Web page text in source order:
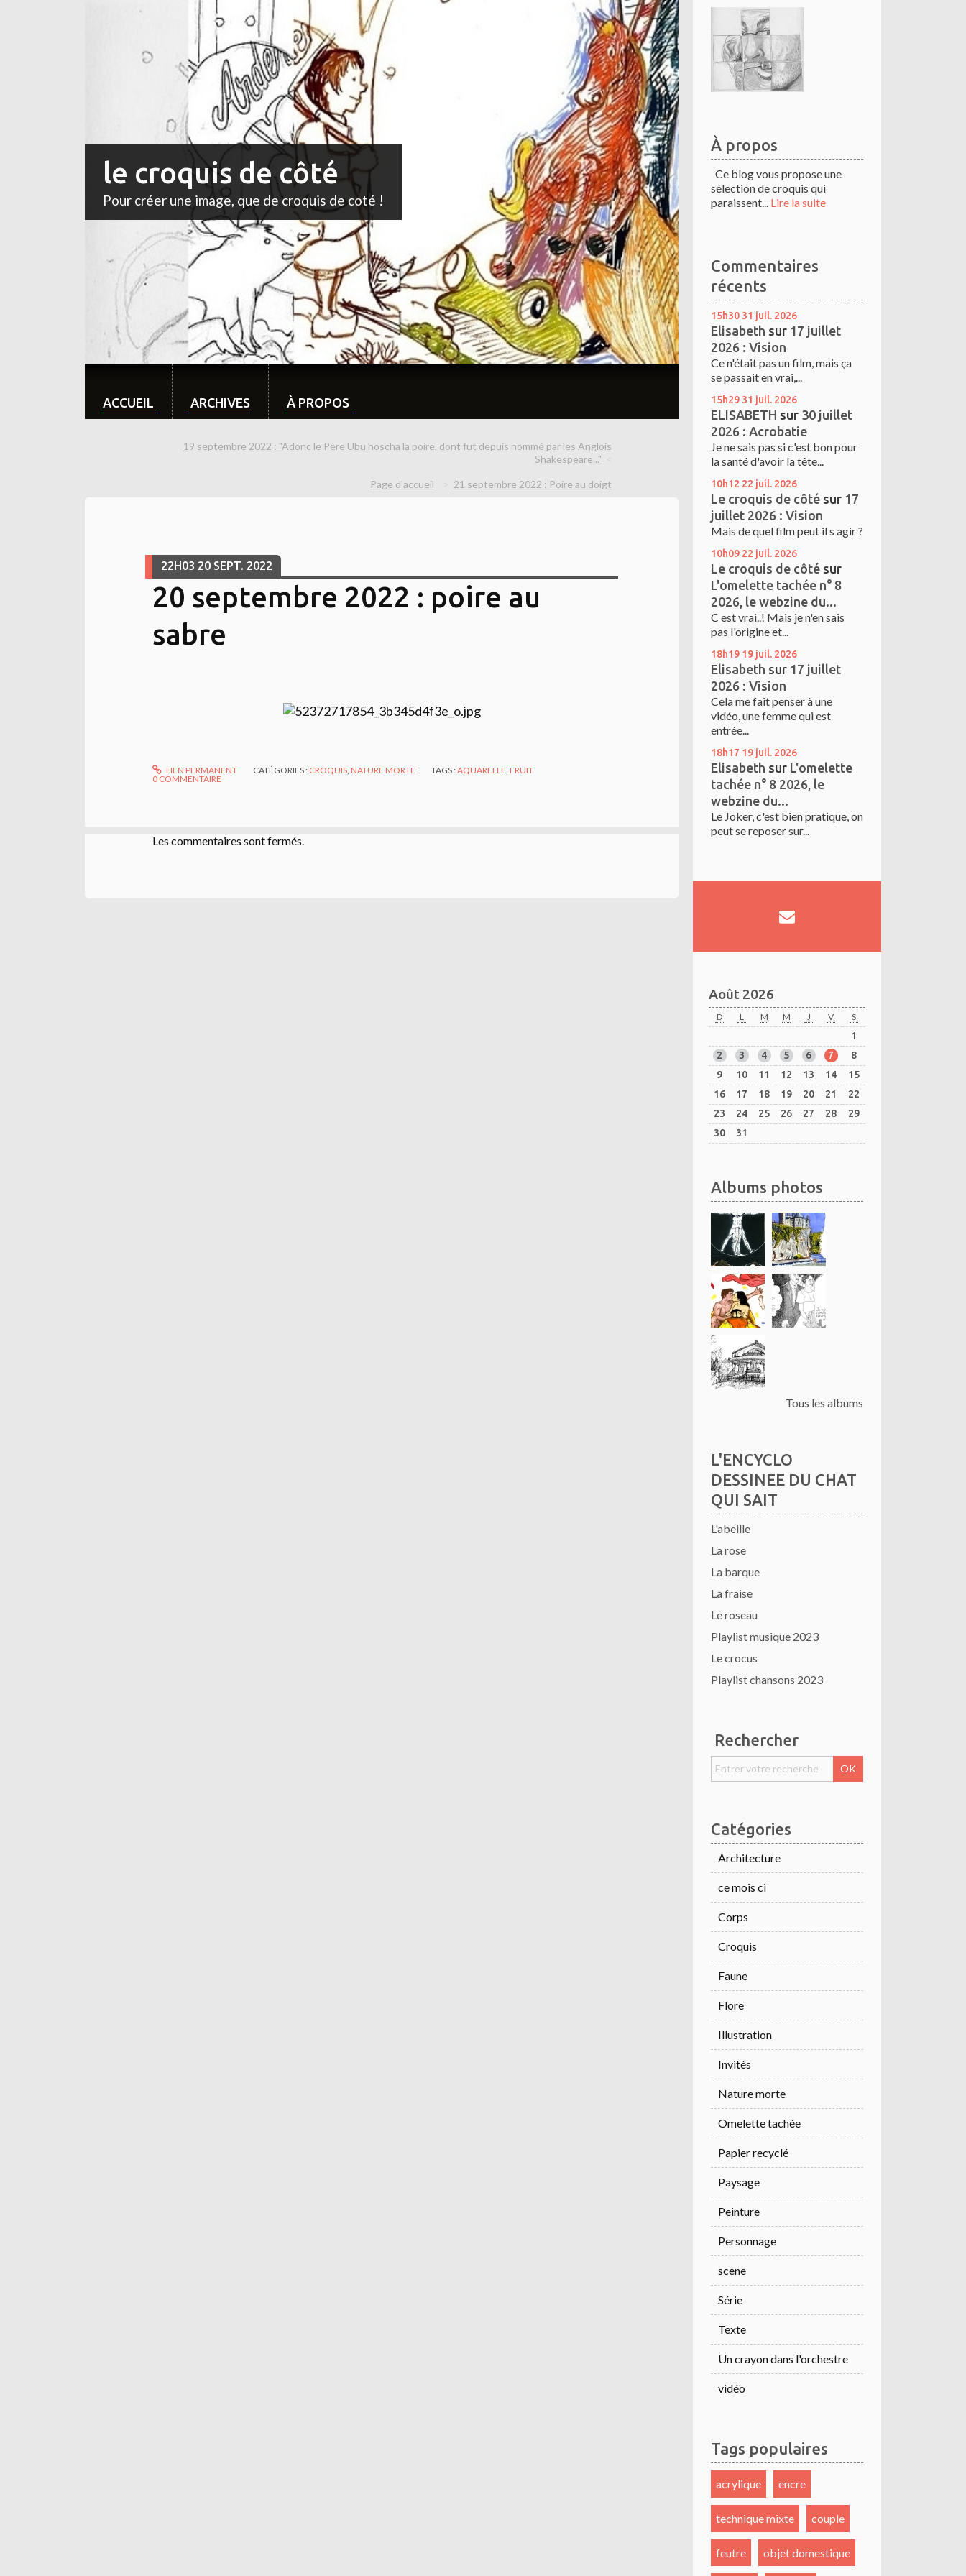
le croquis de côté
Pour créer une image, que de croquis de coté !
ACCUEIL ARCHIVES À PROPOS
19 septembre 2022 : "Adonc le Père Ubu hoscha la poire, dont fut depuis nommé par les Anglois
Shakespeare..."
Page d'accueil 21 septembre 2022 : Poire au doigt
22H03 20 SEPT. 2022
20 septembre 2022 : poire au
sabre
LIEN PERMANENT CATÉGORIES : CROQUIS ,NATURE MORTE TAGS :AQUARELLE ,FRUIT
0 COMMENTAIRE
Les commentaires sont fermés.
À propos
Ce blog vous propose une
sélection de croquis qui
paraissent... Lire la suite
Commentaires
récents
15h30 31 juil. 2026
Elisabeth sur 17 juillet
2026 : Vision
Ce n'était pas un film, mais ça
se passait en vrai,...
15h29 31 juil. 2026
ELISABETH sur 30 juillet
2026 : Acrobatie
Je ne sais pas si c'est bon pour
la santé d'avoir la tête...
10h12 22 juil. 2026
Le croquis de côté sur 17
juillet 2026 : Vision
Mais de quel film peut il s agir ?
10h09 22 juil. 2026
Le croquis de côté sur
L'omelette tachée n° 8
2026, le webzine du...
C est vrai..! Mais je n'en sais
pas l'origine et...
18h19 19 juil. 2026
Elisabeth sur 17 juillet
2026 : Vision
Cela me fait penser à une
vidéo, une femme qui est
entrée...
18h17 19 juil. 2026
Elisabeth sur L'omelette
tachée n° 8 2026, le
webzine du...
Le Joker, c'est bien pratique, on
peut se reposer sur...
Août 2026
D L M M J V S
1
2
3 4 5 6 7
8
9
10 11 12 13 14
15
16
17 18 19 20 21
22
23
24 25 26 27 28
29
30
31
Albums photos
Tous les albums
L'ENCYCLO
DESSINEE DU CHAT
QUI SAIT
L'abeille
La rose
La barque
La fraise
Le roseau
Playlist musique 2023
Le crocus
Playlist chansons 2023
Rechercher
Catégories
Architecture
ce mois ci
Corps
Croquis
Faune
Flore
Illustration
Invités
Nature morte
Omelette tachée
Papier recyclé
Paysage
Peinture
Personnage
scene
Série
Texte
Un crayon dans l'orchestre
vidéo
Tags populaires
acrylique encre
technique mixte couple
feutre objet domestique